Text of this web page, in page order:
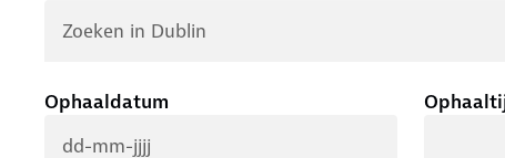
Ophaaldatum